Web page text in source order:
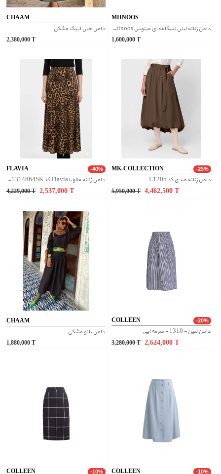
CHAAM
دامن جین ایپک مشکی
2,380,000
MIINOOS
دامن زنانه لینن نسکافه ای مینوس Miinoos مدل آلبا
1,600,000
FLAVIA -40%
دامن زنانه فلاویا Flavia کد W1314864SK
4,229,000 T 2,537,000
MK-COLLECTION -25%
دامن زنانه میدی کد L1205
5,950,000 T 4,462,500
CHAAM
دامن بانو مشکی
1,880,000
COLLEEN -20%
دامن لنین - 1310 - سرمه ایی
3,280,000 T 2,624,000
COLLEEN -10% COLLEEN -10%